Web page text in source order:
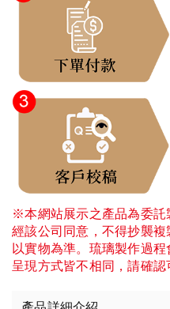
※本網站展示之產品為委託
經該公司同意，不得抄襲
以實物為準。琉璃製作過
呈現方式皆不相同，請確認